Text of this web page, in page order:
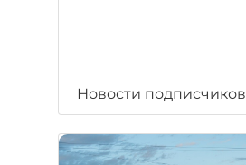
Новости подписчиков